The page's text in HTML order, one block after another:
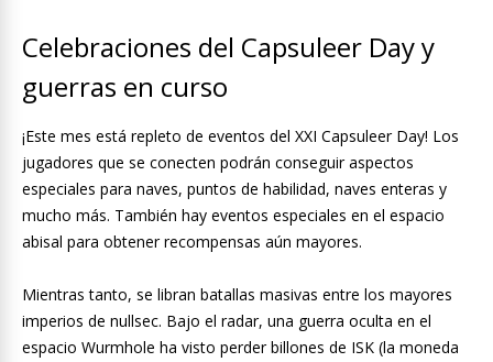
Celebraciones del Capsuleer Day y
guerras en curso
¡Este mes está repleto de eventos del XXI Capsuleer Day! Los
jugadores que se conecten podrán conseguir aspectos
especiales para naves, puntos de habilidad, naves enteras y
mucho más. También hay eventos especiales en el espacio
abisal para obtener recompensas aún mayores.
Mientras tanto, se libran batallas masivas entre los mayores
imperios de nullsec. Bajo el radar, una guerra oculta en el
espacio Wurmhole ha visto perder billones de ISK (la moneda